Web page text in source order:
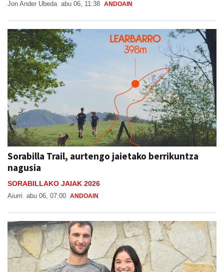
Jon Ander Ubeda abu 06, 11:38 ANDOAIN
Sorabilla Trail, aurtengo jaietako berrikuntza
nagusia
SORABILLAKO JAIAK 2026
Aiurri abu 06, 07:00 ANDOAIN